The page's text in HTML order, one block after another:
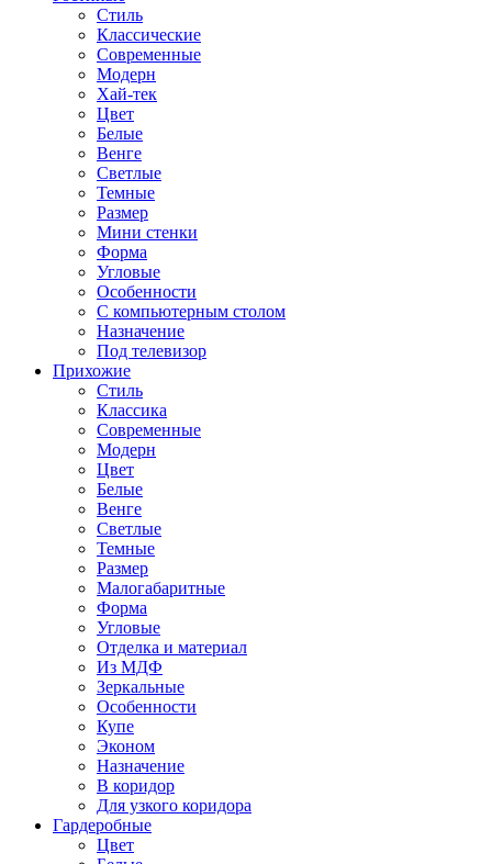
Стиль
Классические
Современные
Модерн
Хай-тек
Цвет
Белые
Венге
Светлые
Темные
Размер
Мини стенки
Форма
Угловые
Особенности
С компьютерным столом
Назначение
Под телевизор
Прихожие
Стиль
Классика
Современные
Модерн
Цвет
Белые
Венге
Светлые
Темные
Размер
Малогабаритные
Форма
Угловые
Отделка и материал
Из МДФ
Зеркальные
Особенности
Купе
Эконом
Назначение
В коридор
Для узкого коридора
Гардеробные
Цвет